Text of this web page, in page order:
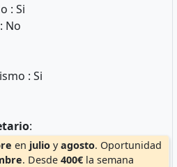
: Si
No
: Si
:
en julio yagosto. Oportunidad
. Desde400€ la semana